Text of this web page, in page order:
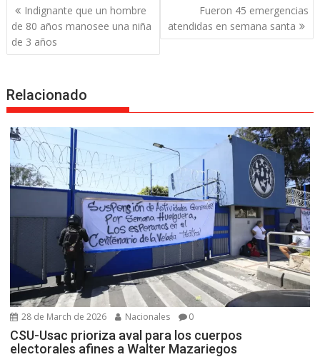
Post
navigation
Indignante que un hombre
de 80 años manosee una niña
de 3 años
Fueron 45 emergencias
atendidas en semana santa
Relacionado
28 de March de 2026 Nacionales 0
CSU-Usac prioriza aval para los cuerpos
electorales afines a Walter Mazariegos